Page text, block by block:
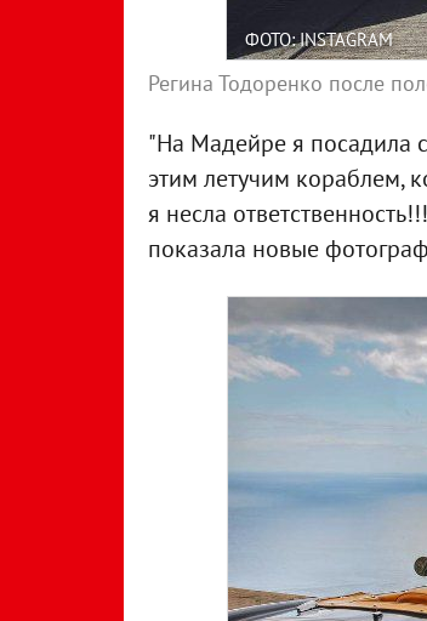
ФОТО: INSTAGRAM
Регина Тодоренко после
"На Мадейре я посадила
этим летучим кораблем,
я несла
показала новые